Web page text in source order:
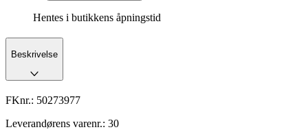
Hentes i butikkens åpningstid
Beskrivelse
FKnr.: 50273977
Leverandørens varenr.: 30